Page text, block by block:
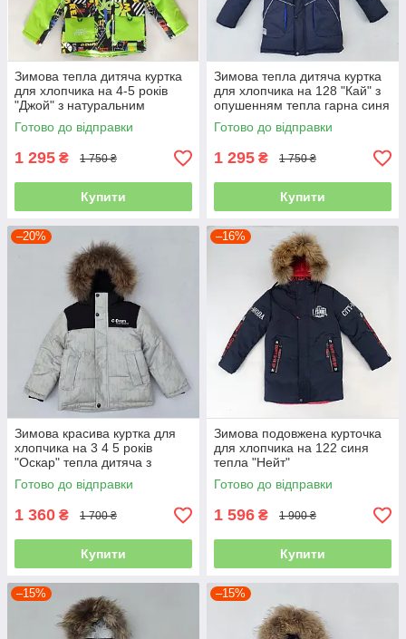
Зимова тепла дитяча куртка
для хлопчика на 4-5 років
"Джой" з натуральним
опушенням тепла гарна
Готово до відправки
1 295 ₴ 1 750 ₴
Купити
Зимова тепла дитяча куртка
для хлопчика на 128 "Кай" з
опушенням тепла гарна синя
Готово до відправки
1 295 ₴ 1 750 ₴
Купити
–20%
Зимова красива куртка для
хлопчика на 3 4 5 років
"Оскар" тепла дитяча з
натуральним опушенням
Готово до відправки
1 360 ₴ 1 700 ₴
Купити
–16%
Зимова подовжена курточка
для хлопчика на 122 синя
тепла "Нейт"
Готово до відправки
1 596 ₴ 1 900 ₴
Купити
–15% –15%